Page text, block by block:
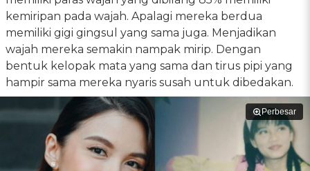
kemiripan pada wajah. Apalagi mereka berdua
memiliki gigi gingsul yang sama juga. Menjadikan
wajah mereka semakin nampak mirip. Dengan
bentuk kelopak mata yang sama dan tirus pipi yang
hampir sama mereka nyaris susah untuk dibedakan.
Perbesar